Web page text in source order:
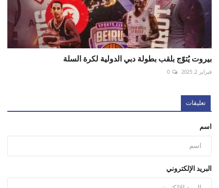
بيروت يُتوّج بلقب بطولة دبي الدولية لكرة السلة
فبراير 2, 2025 0
تعليقات
اسم
البريد الإلكتروني